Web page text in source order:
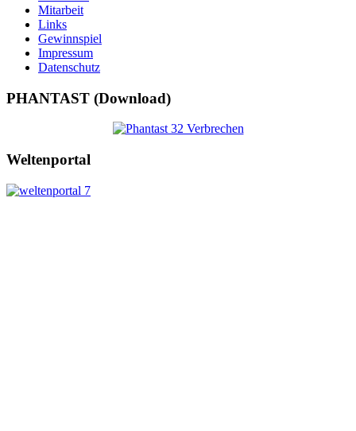
Mitarbeit
Links
Gewinnspiel
Impressum
Datenschutz
PHANTAST (Download)
Weltenportal